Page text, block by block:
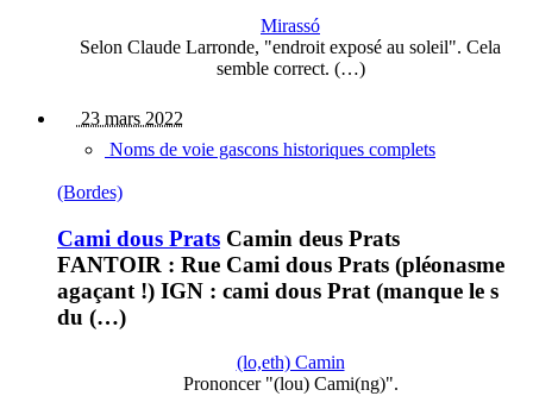
Mirassó
Selon Claude Larronde, "endroit exposé au soleil". Cela
semble correct. (…)
23 mars 2022
Noms de voie gascons historiques complets
(Bordes)
Cami dous Prats Camin deus Prats
FANTOIR : Rue Cami dous Prats (pléonasme
agaçant !) IGN : cami dous Prat (manque le s
du (…)
(lo,eth) Camin
Prononcer "(lou) Cami(ng)".